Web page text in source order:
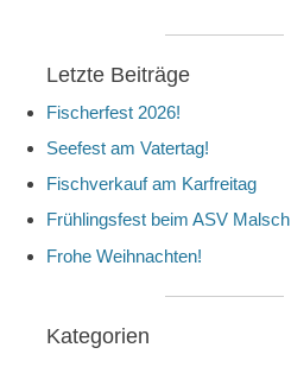
Letzte Beiträge
Fischerfest 2026!
Seefest am Vatertag!
Fischverkauf am Karfreitag
Frühlingsfest beim ASV Malsch
Frohe Weihnachten!
Kategorien